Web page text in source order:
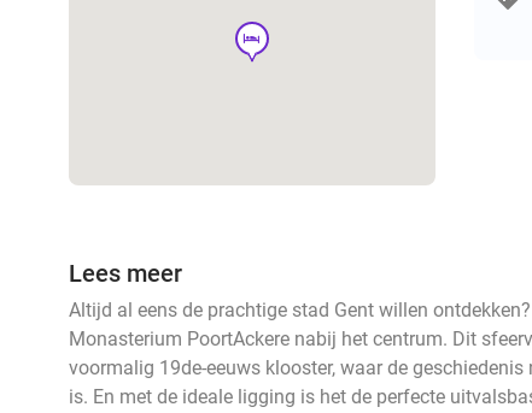
hotel
Lees meer
Altijd al eens de prachtige stad Gent willen
Monasterium PoortAckere nabij het centrum. Dit
voormalig 19de-eeuws klooster, waar de
is. En met de ideale ligging is het de perfecte